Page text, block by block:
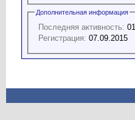
Дополнительная информация
Последняя активность:
Регистрация: 07.09.2015